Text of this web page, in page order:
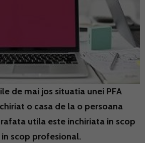
de mai jos situatia unei PFA
o casa de la o persoana
utila este inchiriata in scop
scop profesional.